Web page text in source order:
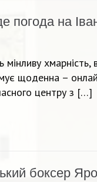
погода на
хмарність,
щоденна –
центру з […]
боксер